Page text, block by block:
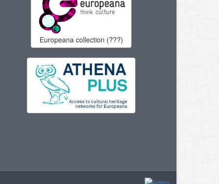
Europeana collection (???)